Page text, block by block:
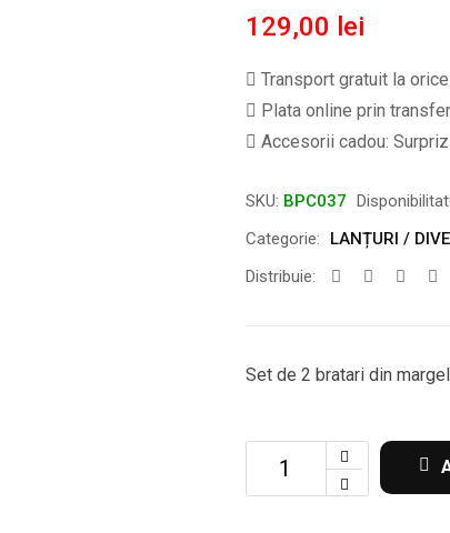
129,00 lei
Transport gratuit la
Plata online prin
Accesorii cadou:
SKU: BPC037
Categorie:
LANȚURI /
Distribuie:
Set de 2 bratari din